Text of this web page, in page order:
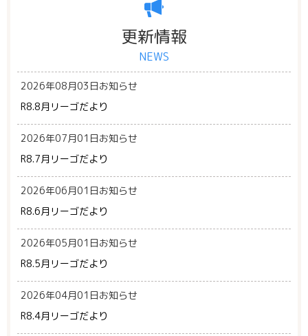
更新情報
NEWS
2026年08月03日お知らせ
R8.8月リーゴだより
2026年07月01日お知らせ
R8.7月リーゴだより
2026年06月01日お知らせ
R8.6月リーゴだより
2026年05月01日お知らせ
R8.5月リーゴだより
2026年04月01日お知らせ
R8.4月リーゴだより